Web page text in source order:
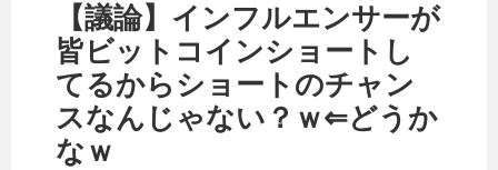
【議論】インフルエンサーが
皆ビットコインショートし
てるからショートのチャン
スなんじゃない？ｗ⇐どうか
なｗ